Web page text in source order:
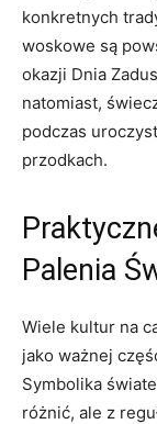
konkretnych
woskowe są
okazji⁤ Dnia
natomiast,
podczas⁣
przodkach.
Palenia
Wiele kultur‍ na⁢
‌jako ‍ważnej
Symbolika
różnić, ale z